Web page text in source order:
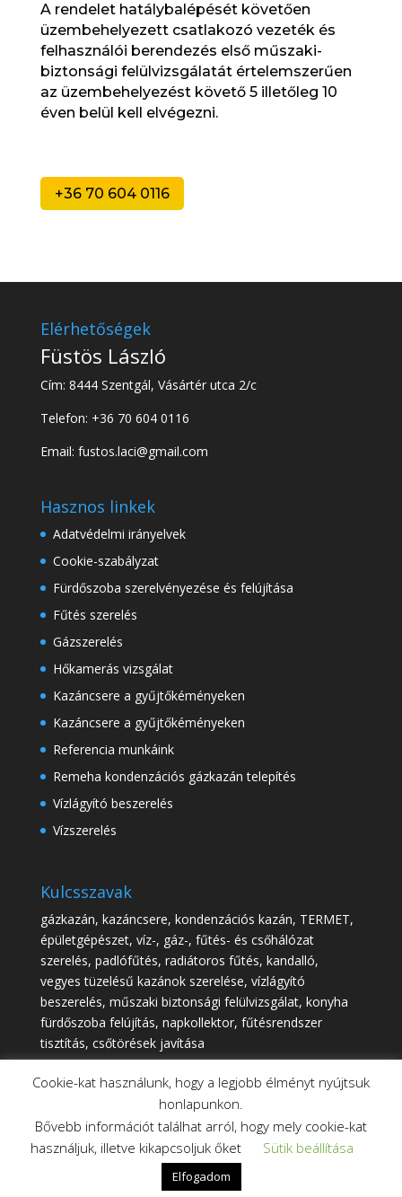
A rendelet hatálybalépését követően
üzembehelyezett csatlakozó vezeték és
felhasználói berendezés első műszaki-
biztonsági felülvizsgálatát értelemszerűen
az üzembehelyezést követő 5 illetőleg 10
éven belül kell elvégezni.
+36 70 604 0116
Elérhetőségek
Füstös László
Cím: 8444 Szentgál, Vásártér utca 2/c
Telefon: +36 70 604 0116
Email: fustos.laci@gmail.com
Hasznos linkek
Adatvédelmi irányelvek
Cookie-szabályzat
Fürdőszoba szerelvényezése és felújítása
Fűtés szerelés
Gázszerelés
Hőkamerás vizsgálat
Kazáncsere a gyűjtőkéményeken
Kazáncsere a gyűjtőkéményeken
Referencia munkáink
Remeha kondenzációs gázkazán telepítés
Vízlágyító beszerelés
Vízszerelés
Kulcsszavak
gázkazán, kazáncsere, kondenzációs kazán, TERMET,
épületgépészet, víz-, gáz-, fűtés- és csőhálózat
szerelés, padlófűtés, radiátoros fűtés, kandalló,
vegyes tüzelésű kazánok szerelése, vízlágyító
beszerelés, műszaki biztonsági felülvizsgálat, konyha
fürdőszoba felújítás, napkollektor, fűtésrendszer
tisztítás, csőtörések javítása
Minden jog fenntartva! ©
Cookie-kat használunk, hogy a legjobb élményt nyújtsuk
honlapunkon.
Bővebb információt találhat arról, hogy mely cookie-kat
használjuk, illetve kikapcsoljuk őket
Sütik beállítása
Elfogadom